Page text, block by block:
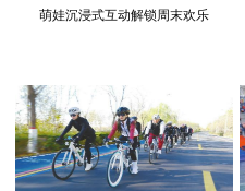
萌娃沉浸式互动解锁周末欢乐